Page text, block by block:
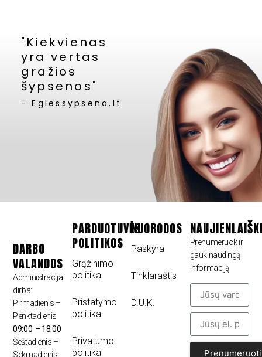
"Kiekvienas
yra vertas
gražios
šypsenos"
- Eglessypsena.lt
DARBO
VALANDOS
Administracija
dirba:
Pirmadienis –
Penktadienis
09:00 – 18:00
Šeštadienis –
Sekmadienis
PARDUOTUVĖS
POLITIKOS
Grąžinimo
politika
Pristatymo
politika
Privatumo
politika
NUORODOS
Paskyra
Tinklaraštis
D.U.K.
Prenumeruok ir
gauk naudingą
informaciją
Prenumeruoti